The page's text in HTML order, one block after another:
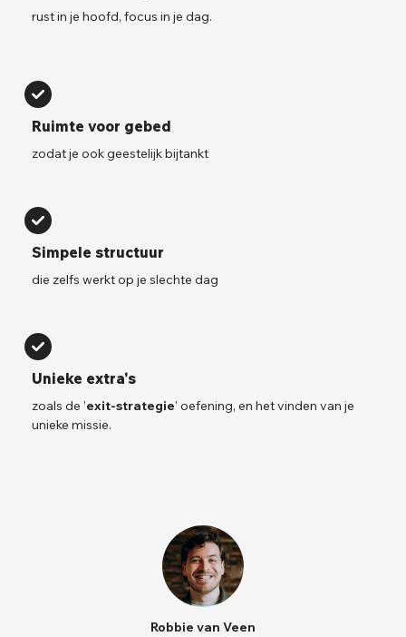
rust in je hoofd, focus in je dag.
Ruimte voor gebed
zodat je ook geestelijk bijtankt
Simpele structuur
die zelfs werkt op je slechte dag
Unieke extra's
zoals de 'exit-strategie' oefening, en het vinden van je
unieke missie.
Robbie van Veen